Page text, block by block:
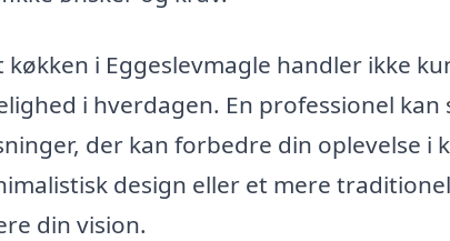
køkken i Eggeslevmagle handler ikke
i hverdagen. En professionel
der kan forbedre din oplevelse i
design eller et mere
din vision.